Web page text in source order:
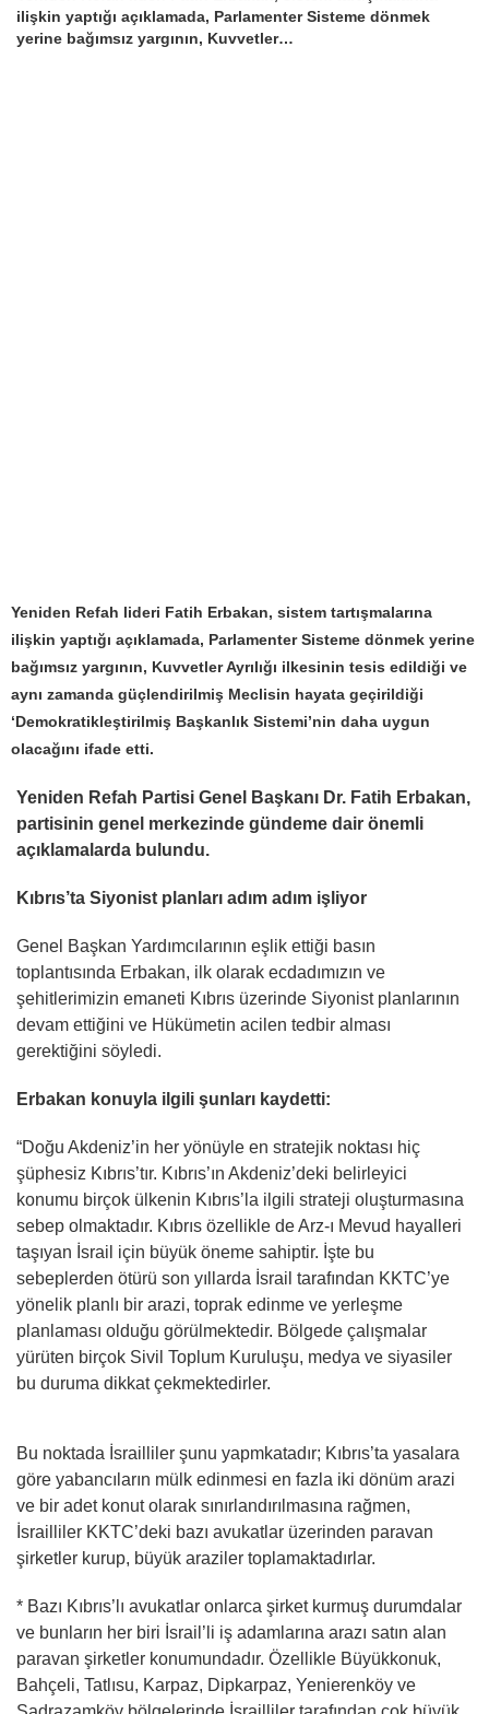
ilişkin yaptığı açıklamada, Parlamenter Sisteme dönmek
yerine bağımsız yargının, Kuvvetler…
Yeniden Refah lideri Fatih Erbakan, sistem tartışmalarına
ilişkin yaptığı açıklamada, Parlamenter Sisteme dönmek yerine
bağımsız yargının, Kuvvetler Ayrılığı ilkesinin tesis edildiği ve
aynı zamanda güçlendirilmiş Meclisin hayata geçirildiği
‘Demokratikleştirilmiş Başkanlık Sistemi’nin daha uygun
olacağını ifade etti.
Yeniden Refah Partisi Genel Başkanı Dr. Fatih Erbakan,
partisinin genel merkezinde gündeme dair önemli
açıklamalarda bulundu.
Kıbrıs’ta Siyonist planları adım adım işliyor
Genel Başkan Yardımcılarının eşlik ettiği basın
toplantısında Erbakan, ilk olarak ecdadımızın ve
şehitlerimizin emaneti Kıbrıs üzerinde Siyonist planlarının
devam ettiğini ve Hükümetin acilen tedbir alması
gerektiğini söyledi.
Erbakan konuyla ilgili şunları kaydetti:
“Doğu Akdeniz’in her yönüyle en stratejik noktası hiç
şüphesiz Kıbrıs’tır. Kıbrıs’ın Akdeniz’deki belirleyici
konumu birçok ülkenin Kıbrıs’la ilgili strateji oluşturmasına
sebep olmaktadır. Kıbrıs özellikle de Arz-ı Mevud hayalleri
taşıyan İsrail için büyük öneme sahiptir. İşte bu
sebeplerden ötürü son yıllarda İsrail tarafından KKTC’ye
yönelik planlı bir arazi, toprak edinme ve yerleşme
planlaması olduğu görülmektedir. Bölgede çalışmalar
yürüten birçok Sivil Toplum Kuruluşu, medya ve siyasiler
bu duruma dikkat çekmektedirler.
Bu noktada İsrailliler şunu yapmkatadır; Kıbrıs’ta yasalara
göre yabancıların mülk edinmesi en fazla iki dönüm arazi
ve bir adet konut olarak sınırlandırılmasına rağmen,
İsrailliler KKTC’deki bazı avukatlar üzerinden paravan
şirketler kurup, büyük araziler toplamaktadırlar.
* Bazı Kıbrıs’lı avukatlar onlarca şirket kurmuş durumdalar
ve bunların her biri İsrail’li iş adamlarına arazı satın alan
paravan şirketler konumundadır. Özellikle Büyükkonuk,
Bahçeli, Tatlısu, Karpaz, Dipkarpaz, Yenierenköy ve